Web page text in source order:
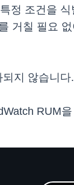
정 조건을 식
거칠 필요
지 않습니다.
RUM